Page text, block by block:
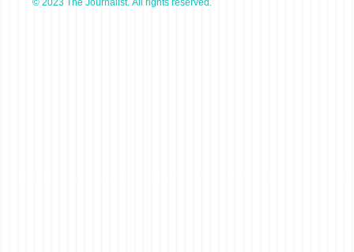
© 2023 The Journalist. All rights reserved.